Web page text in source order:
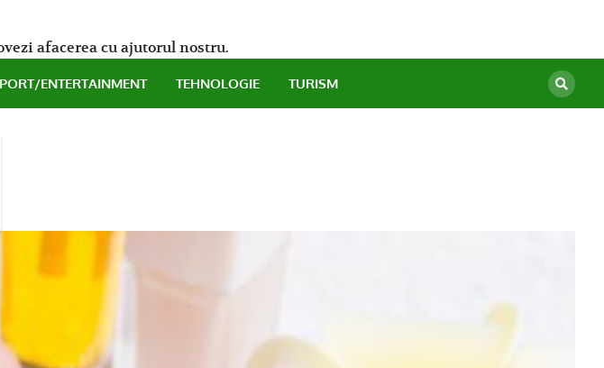
afacerea cu ajutorul nostru.
ENTERTAINMENT TEHNOLOGIE TURISM